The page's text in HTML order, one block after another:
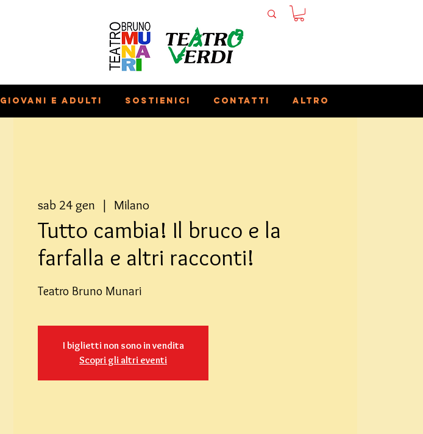
Giovani e adulti Sostienici Contatti Altro
sab 24 gen
  |
Milano
Tutto cambia! Il bruco e la
farfalla e altri racconti!
Teatro Bruno Munari
I biglietti non sono in vendita
Scopri gli altri eventi